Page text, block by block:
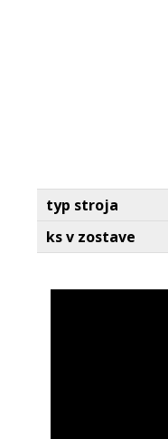
typ stroja
ks v zostave